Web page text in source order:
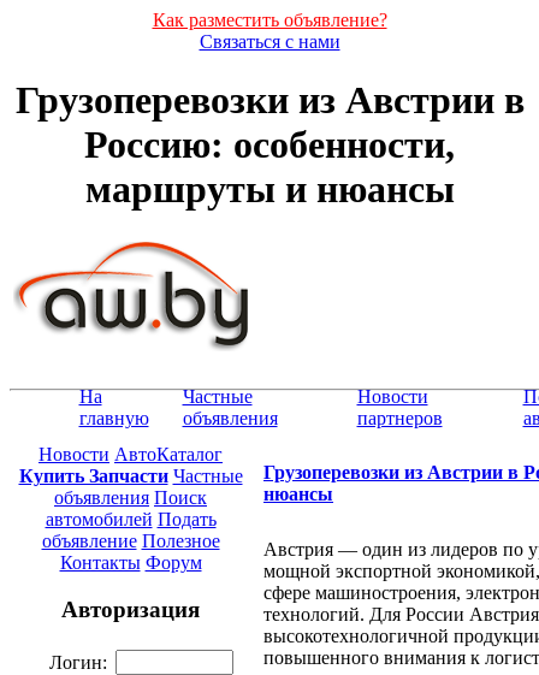
Как разместить объявление?
Связаться с нами
Грузоперевозки из Австрии в
Россию: особенности,
маршруты и нюансы
На
главную
Частные
объявления
Новости
партнеров
Новости АвтоКаталог
Купить Запчасти Частные
объявления Поиск
автомобилей Подать
объявление Полезное
Контакты Форум
Авторизация
Логин:
Грузоперевозки из Австрии в
нюансы
Австрия — один из лидеров по
мощной экспортной
сфере машиностроения,
технологий. Для России
высокотехнологичной
повышенного внимания к